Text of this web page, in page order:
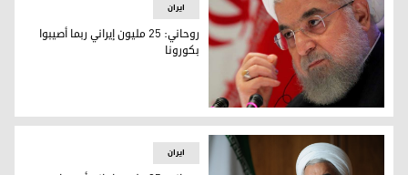
روحاني: 25 مليون إيراني ربما أصيبوا بكورونا
ایران
روحاني: 25 مليون إيراني ربما أصيبوا
بكورونا
ایران